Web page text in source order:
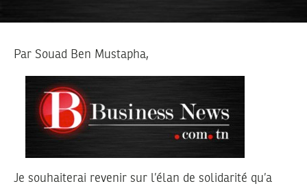
Par Souad Ben Mustapha,
Je souhaiterai revenir sur l’élan de solidarité qu’a